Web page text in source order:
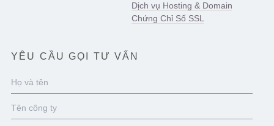
Dịch vụ Hosting & Domain
Chứng Chỉ Số SSL
YÊU CẦU GỌI TƯ VẤN